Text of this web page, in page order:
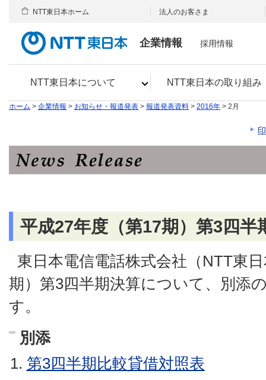
企業情報
NTT東日本について NTT東日本の取り組み
NTT東日本ホーム 法人のお客さま
採用情報
ホーム > 企業情報 > お知らせ・報道発表 > 報道発表資料 > 2016年 > 2月
平成27年度（第17期）第3四半
東日本電信電話株式会社（NTT東
期）第3四半期決算について、別添
す。
別添
第3四半期比較貸借対照表